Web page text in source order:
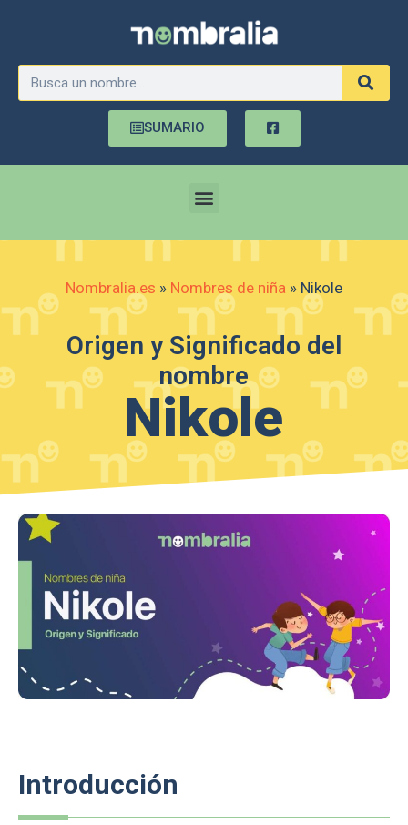
SUMARIO
Nombralia.es » Nombres de niña » Nikole
Origen y Significado del
nombre
Nikole
Introducción